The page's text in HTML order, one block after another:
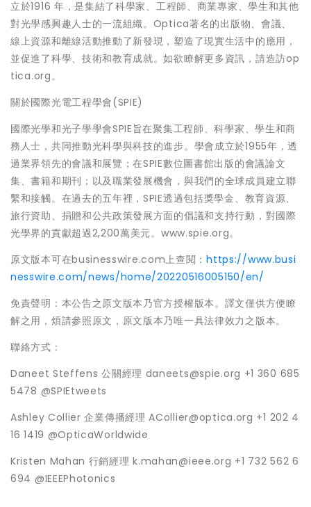
立於1916 年，是集結了科學家、工程師、商業專家、學生和其他
對光學感興趣人士的一流組織。Optica著名的出版物、會議、
線上資源和離線活動推動了新發現，塑造了現實生活中的應用，
並促進了科學、技術和教育成就。如欲瞭解更多資訊，請造訪op
tica.org。
關於國際光電工程學會(SPIE)
國際光學和光子學學會SPIE旨在聚集工程師、科學家、學生和商
務人士，共同推動光科學與科技的進步。學會成立於1955年，透
過業界領先的會議和展覽；在SPIE數位圖書館出版的會議論文
集、書籍和期刊；以及職業發展機會，與我們的全球成員建立聯
繫和接觸。在過去的五年裡，SPIE透過包括獎學金、教育資源、
旅行資助、捐贈和公共政策發展方面的倡議和支持行動，對國際
光學界的貢獻超過2,200萬美元。www.spie.org。
原文版本可在businesswire.com上查閱：https://www.busi
nesswire.com/news/home/20220516005150/en/
免責聲明：本公告之原文版本乃官方授權版本。譯文僅供方便瞭
解之用，煩請參照原文，原文版本乃唯一具法律效力之版本。
聯絡方式：
Daneet Steffens 公關經理 daneets@spie.org +1 360 685
5478 @SPIEtweets
Ashley Collier 企業傳播經理 ACollier@optica.org +1 202 4
16 1419 @OpticaWorldwide
Kristen Mahan 行銷經理 k.mahan@ieee.org +1 732 562 6
694 @IEEEPhotonics